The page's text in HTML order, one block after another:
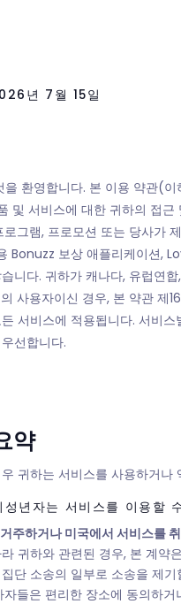
년 7월 15일
을 환영합니다. 본 이용 약관(
및 서비스에 대한 귀하의 접
로그램, 프로모션 또는 당사가
보상 애플리케이션,
니다. 귀하가 캐나다, 유럽연
사용자이신 경우, 본 약관 제
서비스에 적용됩니다. 서비
선합니다.
약
귀하는 서비스를 사용하거
년자는 서비스를 이용할
주하거나 미국에서 서비스를
귀하와 관련된 경우, 본 계약
단 소송의 일부로 소송을 제
자들은 편리한 장소에 동의하